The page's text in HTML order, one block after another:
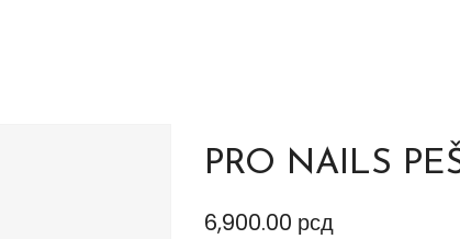
PRO NAILS
6,900.00 рсд